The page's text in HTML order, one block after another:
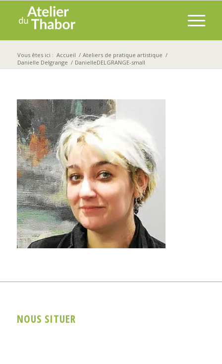
Vous êtes ici : Accueil / Ateliers de pratique artistique /
Danielle Delgrange / DanielleDELGRANGE-small
NOUS SITUER